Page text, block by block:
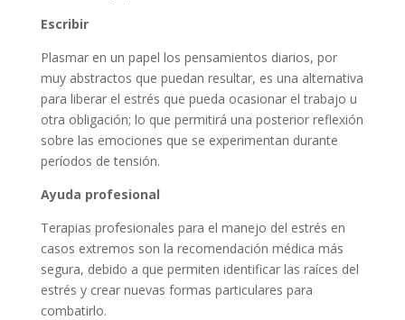
Escribir
Plasmar en un papel los pensamientos diarios, por
muy abstractos que puedan resultar, es una alternativa
para liberar el estrés que pueda ocasionar el trabajo u
otra obligación; lo que permitirá una posterior reflexión
sobre las emociones que se experimentan durante
períodos de tensión.
Ayuda profesional
Terapias profesionales para el manejo del estrés en
casos extremos son la recomendación médica más
segura, debido a que permiten identificar las raíces del
estrés y crear nuevas formas particulares para
combatirlo.